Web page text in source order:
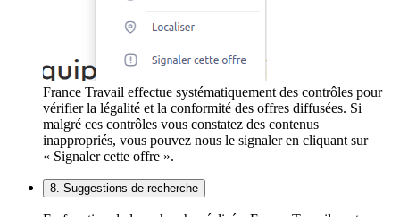
France Travail effectue systématiquement des contrôles pour
vérifier la légalité et la conformité des offres diffusées. Si
malgré ces contrôles vous constatez des contenus
inappropriés, vous pouvez nous le signaler en cliquant sur
« Signaler cette offre ».
8. Suggestions de recherche